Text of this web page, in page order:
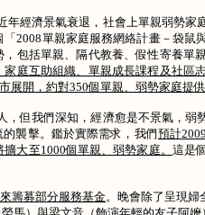
年經濟景氣衰退，社會上單親弱勢家
「2008單親家庭服務網絡計畫－袋鼠
，包括單親、隔代教養、假性寄養單
庭互助組織、單親成長課程及社區
展開，約對350個單親、弱勢家庭提
，但我們深知，經濟愈是不景氣，弱
襲擊。鑑於實際需求，我們預計
擴大至1000個單親、弱勢家庭。 這是
籌募部分服務基金。晚會除了呈現婦